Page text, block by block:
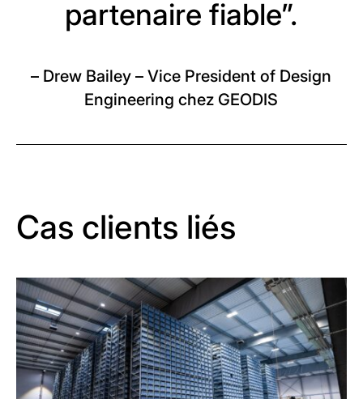
partenaire fiable”.
– Drew Bailey – Vice President of Design
Engineering chez GEODIS
Cas clients liés